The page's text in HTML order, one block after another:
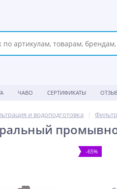
ЧАВО СЕРТИФИКАТЫ
и водоподготовка
-65%